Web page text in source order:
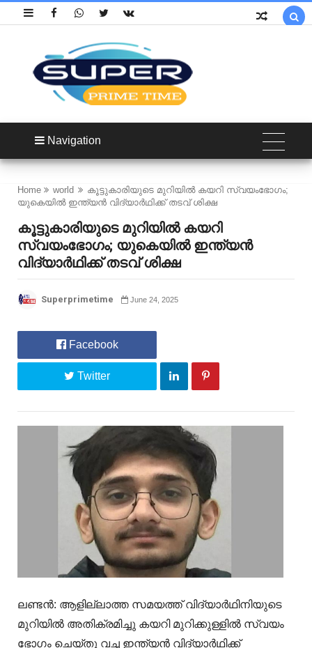

Navigation
Home world
കൂട്ടുകാരിയുടെ മുറിയിൽ കയറി സ്വയംഭോഗം;
യുകെയിൽ ഇന്ത്യൻ വിദ്യാർഥിക്ക് തടവ് ശിക്ഷ
കൂട്ടുകാരിയുടെ മുറിയിൽ കയറി
സ്വയംഭോഗം; യുകെയിൽ ഇന്ത്യൻ
വിദ്യാർഥിക്ക് തടവ് ശിക്ഷ
Superprimetime June 24, 2025
Facebook
Twitter
ലണ്ടൻ: ആളില്ലാത്ത സമയത്ത് വിദ്യാർഥിനിയുടെ
മുറിയിൽ അതിക്രമിച്ചു കയറി മുറിക്കുള്ളിൽ സ്വയം
ഭോഗം ചെയ്‌തു വച്ച ഇന്ത്യൻ വിദ്യാർഥിക്ക്